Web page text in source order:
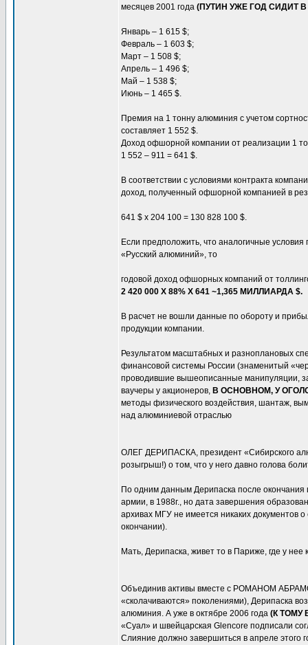
месяцев 2001 года (ПУТИН УЖЕ ГОД СИДИТ
Январь – 1 615 $;
Февраль – 1 603 $;
Март – 1 508 $;
Апрель – 1 496 $;
Май – 1 538 $;
Июнь – 1 465 $.
Премия на 1 тонну алюминия с учетом
составляет 1 552 $.
Доход офшорной компании от реализации 1
1 552 – 911 = 641 $.
В соответствии с условиями контракта
доход, полученный офшорной компанией в
641 $ х 204 100 = 130 828 100 $.
Если предположить, что аналогичные
«Русский алюминий», то
годовой доход офшорных компаний от
2 420 000 Х 88% Х 641 ~1,365 МИЛЛИАРДА $.
В расчет не вошли данные по обороту и
продукции компании.
Результатом масштабных и разноплановых
финансовой системы России (знаменитый
проводившие вышеописанные манипуляции,
ваучеры у акционеров, В ОСНОВНОМ, У
методы физического воздействия, шантаж,
над алюминиевой отраслью
ОЛЕГ ДЕРИПАСКА, президент «Сибирского
розыгрыш!) о том, что у него давно голова
По одним данным Дерипаска после окончания
армии, в 1988г., но дата завершения
архивах МГУ не имеется никаких документов
окончании).
Мать, Дерипаска, живет то в Париже, где у нее
Объединив активы вместе с РОМАНОМ
«сколачиваются» поколениями), Дерипаска
алюминия. А уже в октябре 2006 года (К ТОМУ
«Суал» и швейцарская Glencore подписали
Слияние должно завершиться в апреле этого